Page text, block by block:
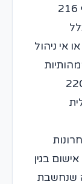
117(א) לחוק מס ערך מוסף או סעיף 216
אי ניהול
לחוק מע"מ או סעיף 220
כתבי אישום בגין
שנחשבת